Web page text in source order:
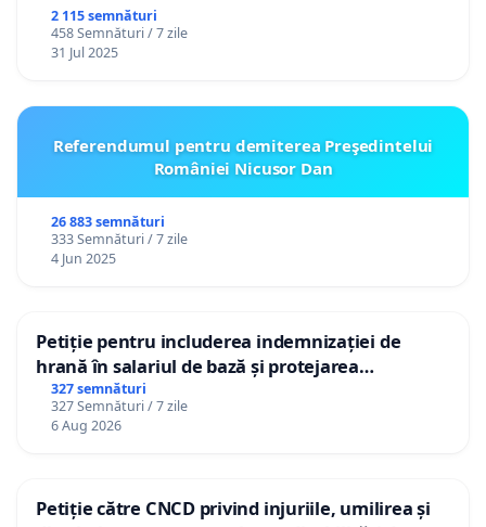
2 115 semnături
458 Semnături / 7 zile
31 Jul 2025
Referendumul pentru demiterea Preşedintelui
României Nicusor Dan
26 883 semnături
333 Semnături / 7 zile
4 Jun 2025
Petiție pentru includerea indemnizației de
hrană în salariul de bază și protejarea
gradațiilor de vechime pentru asistenții
personali
327 semnături
327 Semnături / 7 zile
6 Aug 2026
Petiție către CNCD privind injuriile, umilirea și